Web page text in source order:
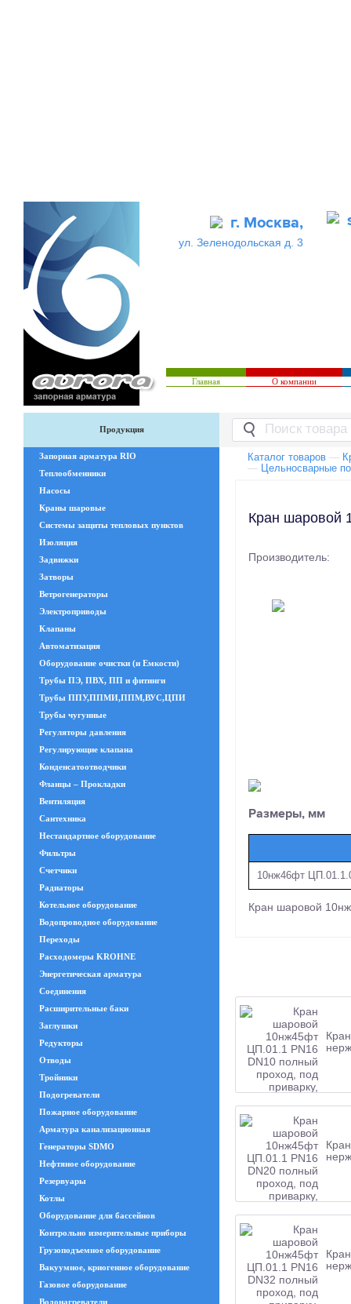
г. Москва,
ул. Зеленодольская д. 3
Главная О компании
Продукция
Запорная арматура RIO
Теплообменники
Насосы
Краны шаровые
Системы защиты тепловых пунктов
Изоляция
Задвижки
Затворы
Ветрогенераторы
Электроприводы
Клапаны
Автоматизация
Оборудование очистки (и Емкости)
Трубы ПЭ, ПВХ, ПП и фитинги
Трубы ППУ,ППМИ,ППМ,ВУС,ЦПИ
Трубы чугунные
Регуляторы давления
Регулирующие клапана
Конденсатоотводчики
Фланцы – Прокладки
Вентиляция
Сантехника
Нестандартное оборудование
Фильтры
Счетчики
Радиаторы
Котельное оборудование
Водопроводное оборудование
Переходы
Расходомеры KROHNE
Энергетическая арматура
Соединения
Расширительные баки
Заглушки
Редукторы
Отводы
Тройники
Подогреватели
Пожарное оборудование
Арматура канализационная
Генераторы SDMO
Нефтяное оборудование
Резервуары
Котлы
Оборудование для бассейнов
Контрольно измерительные приборы
Грузоподъемное оборудование
Вакуумное, криогенное оборудование
Газовое оборудование
Водонагреватели
Каталог товаров —
— Цельносварные
Кран шаровой
Производитель:
Размеры, мм
10нж46фт
Кран шаровой